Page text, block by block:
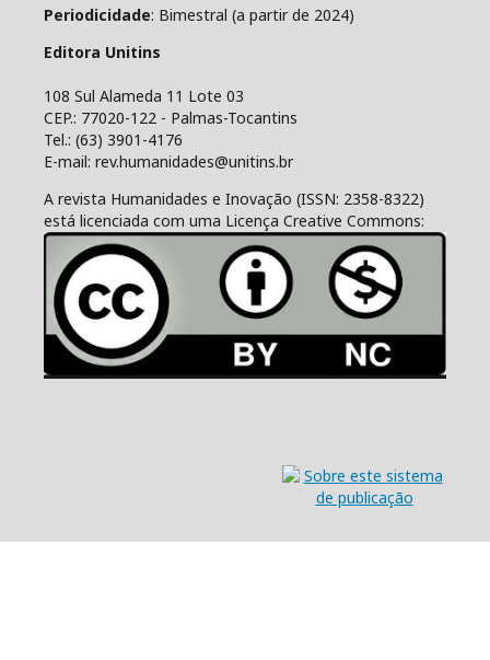
Periodicidade: Bimestral (a partir de 2024)
Editora Unitins
108 Sul Alameda 11 Lote 03
CEP.: 77020-122 - Palmas-Tocantins
Tel.: (63) 3901-4176
E-mail: rev.humanidades@unitins.br
A revista Humanidades e Inovação (ISSN: 2358-8322)
está licenciada com uma Licença Creative Commons: